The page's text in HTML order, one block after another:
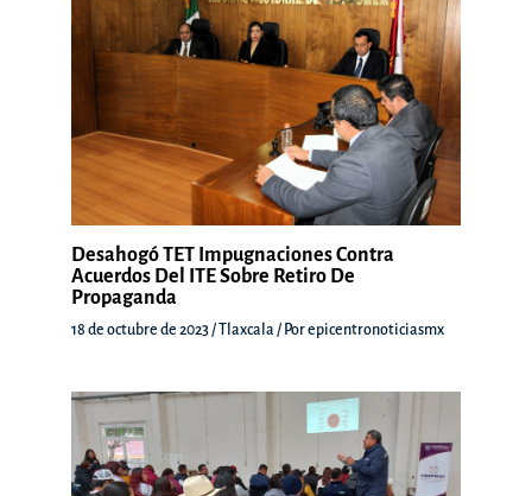
Desahogó TET Impugnaciones Contra
Acuerdos Del ITE Sobre Retiro De
Propaganda
18 de octubre de 2023 /Tlaxcala / Porepicentronoticiasmx